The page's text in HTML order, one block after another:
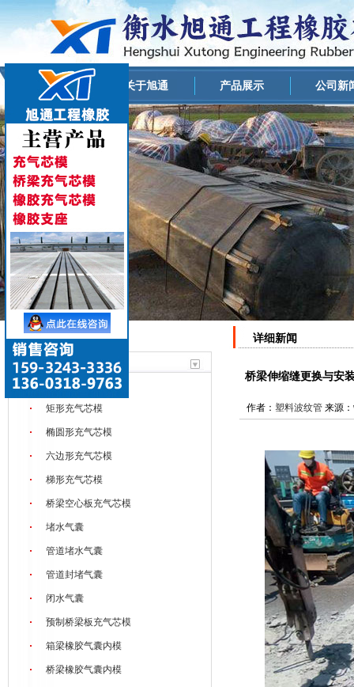
网站首页 关于旭通 产品展示 公司新
充气芯模系列
八角形充气芯模
矩形充气芯模
椭圆形充气芯模
六边形充气芯模
梯形充气芯模
桥梁空心板充气芯模
堵水气囊
管道堵水气囊
管道封堵气囊
闭水气囊
预制桥梁板充气芯模
箱梁橡胶气囊内模
桥梁橡胶气囊内模
详细新闻
桥梁伸缩缝更换与安
作者： 塑料波纹管 来源：